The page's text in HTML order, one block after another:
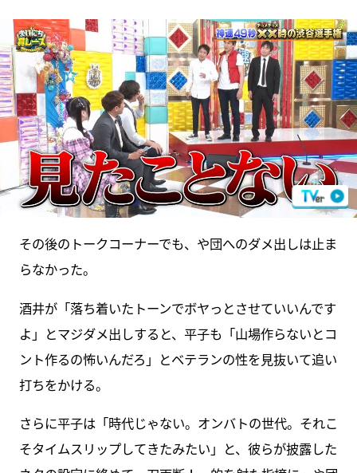
その後のトークコーナーでも、や団へのダメ出しは止ま
らなかった。
酒井が「落ち着いたトーンでボヤっとさせていいんです
よ」とマジダメ出しすると、平子も「山場作らないとコ
ント作るの怖いんだろ」とベテランの性を見抜いて追い
打ちをかける。
さらに平子は「時代じゃない。オンバトの世代。それこ
そタイムスリップしてきたみたい」と、彼らが披露した